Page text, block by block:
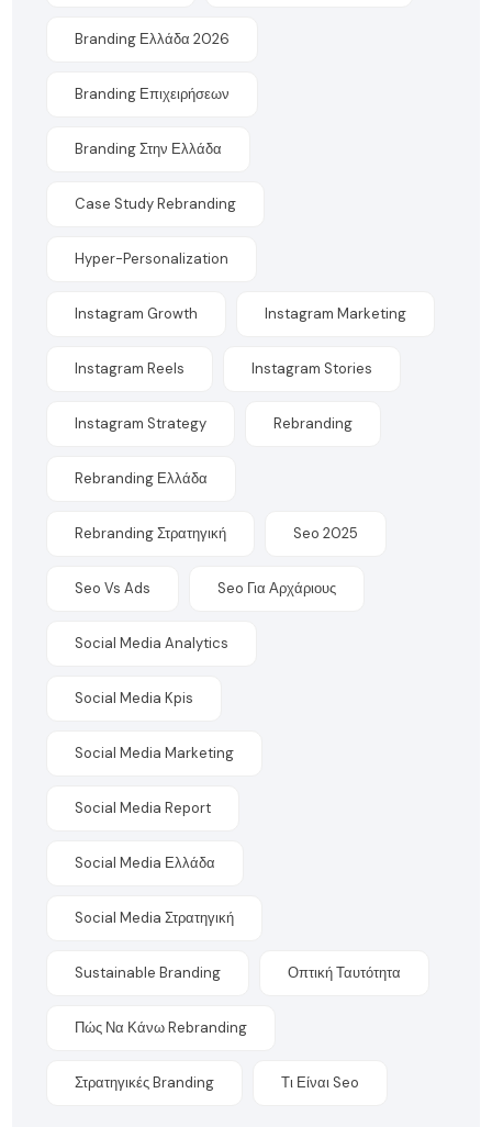
Branding Ελλάδα 2026
Branding Επιχειρήσεων
Branding Στην Ελλάδα
Case Study Rebranding
Hyper-Personalization
Instagram Growth Instagram Marketing
Instagram Reels Instagram Stories
Instagram Strategy Rebranding
Rebranding Ελλάδα
Rebranding Στρατηγική Seo 2025
Seo Vs Ads Seo Για Αρχάριους
Social Media Analytics
Social Media Kpis
Social Media Marketing
Social Media Report
Social Media Ελλάδα
Social Media Στρατηγική
Sustainable Branding Οπτική Ταυτότητα
Πώς Να Κάνω Rebranding
Στρατηγικές Branding Τι Είναι Seo